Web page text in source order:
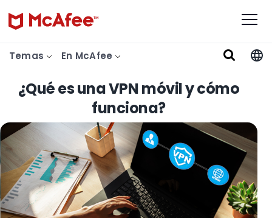
Temas En McAfee
¿Qué es una VPN móvil y cómo
funciona?